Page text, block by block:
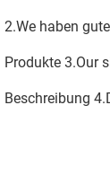
2.We haben
Produkte 3.Our
Beschreibung